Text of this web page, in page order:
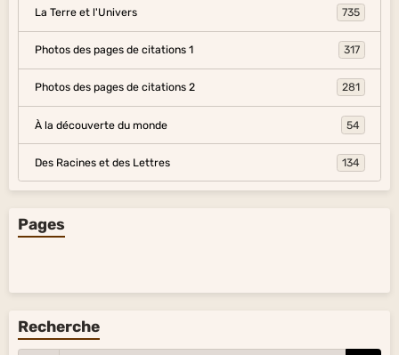
La Terre et l'Univers 735
Photos des pages de citations 1 317
Photos des pages de citations 2 281
À la découverte du monde 54
Des Racines et des Lettres 134
Pages
Recherche